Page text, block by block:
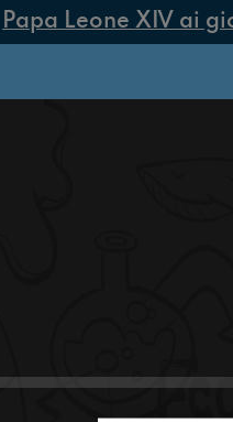
Papa Leone XIV ai